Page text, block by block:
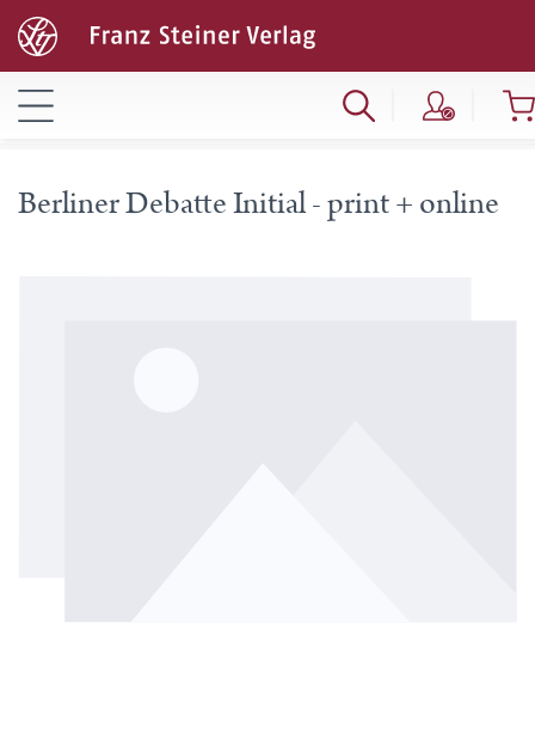
Berliner Debatte Initial - print + online